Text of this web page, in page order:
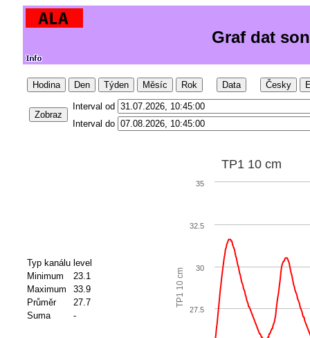
Graf dat
Hodina Den Týden Měsíc Rok Data Česky
Zobraz
Interval od
Interval do
Typ kanálu level
Minimum
23.1
Maximum
33.9
Průměr
27.7
Suma
-
TP1 10 cm
TP1 10 cm
27.5
30
32.5
35